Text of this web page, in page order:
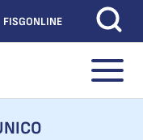
FISGONLINE